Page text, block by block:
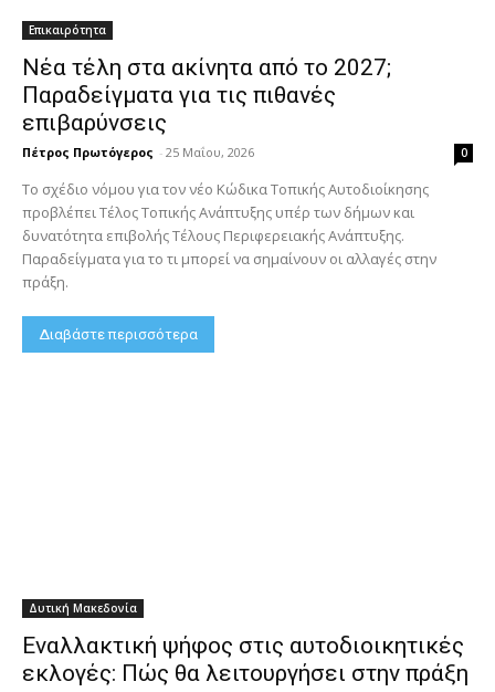
Επικαιρότητα
Νέα τέλη στα ακίνητα από το 2027;
Παραδείγματα για τις πιθανές
επιβαρύνσεις
Πέτρος Πρωτόγερος - 25 Μαΐου, 2026 0
Το σχέδιο νόμου για τον νέο Κώδικα Τοπικής Αυτοδιοίκησης
προβλέπει Τέλος Τοπικής Ανάπτυξης υπέρ των δήμων και
δυνατότητα επιβολής Τέλους Περιφερειακής Ανάπτυξης.
Παραδείγματα για το τι μπορεί να σημαίνουν οι αλλαγές στην
πράξη.
Διαβάστε περισσότερα
Δυτική Μακεδονία
Εναλλακτική ψήφος στις αυτοδιοικητικές
εκλογές: Πώς θα λειτουργήσει στην πράξη